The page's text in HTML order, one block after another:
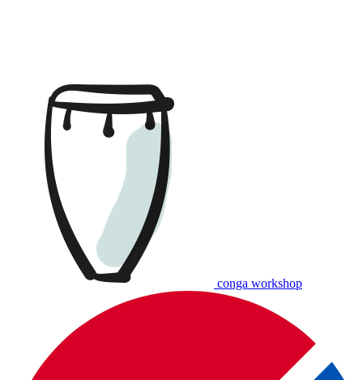
conga workshop